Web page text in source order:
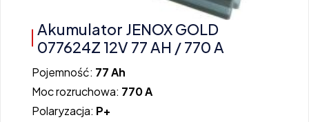
Akumulator JENOX GOLD
077624Z 12V 77 AH / 770 A
Pojemność: 77 Ah
Moc rozruchowa: 770 A
Polaryzacja: P+